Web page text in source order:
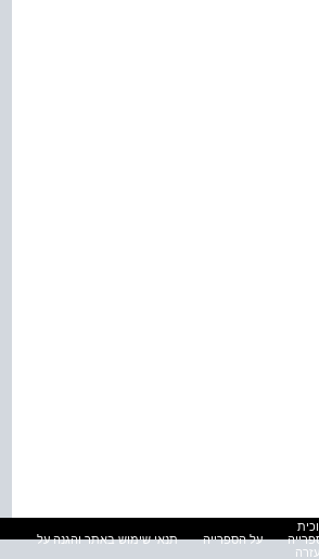
על הספרייה
תנאי שימוש באתר והגנה על
עזרה